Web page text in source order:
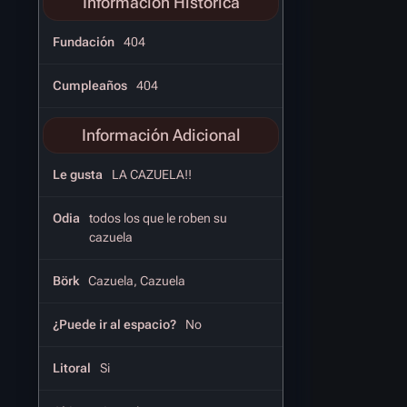
Fundación 404
Cumpleaños 404
Información Adicional
Le gusta LA CAZUELA!!
Odia
todos los que le roben su
cazuela
Börk Cazuela, Cazuela
¿Puede ir al espacio? No
Litoral Si